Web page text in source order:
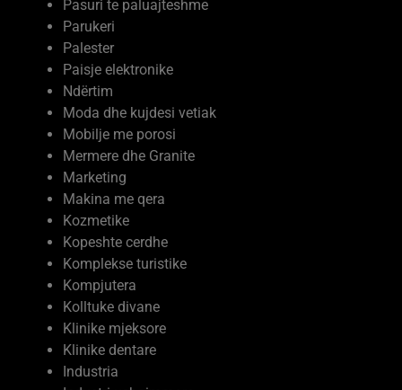
Perde
Për shtëpinë
Pasuri te paluajteshme
Parukeri
Palester
Paisje elektronike
Ndërtim
Moda dhe kujdesi vetiak
Mobilje me porosi
Mermere dhe Granite
Marketing
Makina me qera
Kozmetike
Kopeshte cerdhe
Komplekse turistike
Kompjutera
Kolltuke divane
Klinike mjeksore